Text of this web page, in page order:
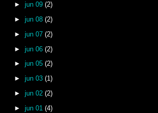
►jun 09(2)
►jun 08(2)
►jun 07(2)
►jun 06(2)
►jun 05(2)
►jun 03(1)
►jun 02(2)
►jun 01(4)